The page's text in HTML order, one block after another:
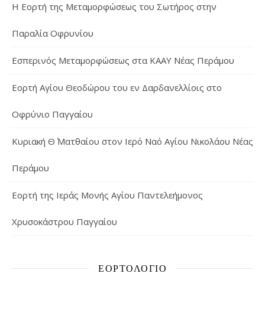
Η Εορτή της Μεταμορφώσεως του Σωτήρος στην
Παραλία Οφρυνίου
Εσπερινός Μεταμορφώσεως στα ΚΑΑΥ Νέας Περάμου
Εορτή Αγίου Θεοδώρου του εν Δαρδανελλίοις στο
Οφρύνιο Παγγαίου
Κυριακή Θ΄ Ματθαίου στον Ιερό Ναό Αγίου Νικολάου Νέας
Περάμου
Εορτή της Ιεράς Μονής Αγίου Παντελεήμονος
Χρυσοκάστρου Παγγαίου
ΕΟΡΤΟΛΌΓΙΟ